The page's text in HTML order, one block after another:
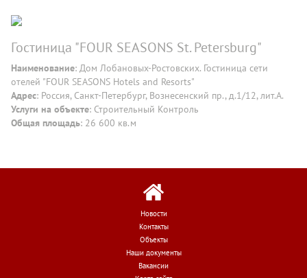
Гостиница "FOUR SEASONS St. Petersburg"
Наименование: Дом Лобановых-Ростовских. Гостиница сети
отелей "FOUR SEASONS Hotels and Resorts"
Адрес: Россия, Санкт-Петербург, Вознесенский пр., д.1/12, лит.А.
Услуги на объекте: Строительный Контроль
Общая площадь: 26 600 кв.м
Новости
Контакты
Объекты
Наши документы
Вакансии